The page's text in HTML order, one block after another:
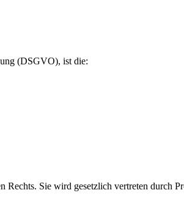
(DSGVO), ist die:
Sie wird gesetzlich vertreten durch